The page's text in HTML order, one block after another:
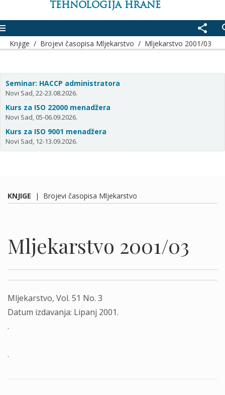
TEHNOLOGIJA HRANE
share
Knjige / Brojevi časopisa Mljekarstvo / Mljekarstvo 2001/03
Seminar: HACCP administratora
Novi Sad, 22-23.08.2026.
Kurs za ISO 22000 menadžera
Novi Sad, 05-06.09.2026.
Kurs za ISO 9001 menadžera
Novi Sad, 12-13.09.2026.
KNJIGE | Brojevi časopisa Mljekarstvo
Mljekarstvo 2001/03
Mljekarstvo, Vol. 51 No. 3
Datum izdavanja: Lipanj 2001.
.
.